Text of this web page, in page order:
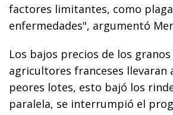
factores limitantes, como
enfermedades", argumentó
Los bajos precios de los
agricultores franceses llevaran
peores lotes, esto bajó los
paralela, se interrumpió el